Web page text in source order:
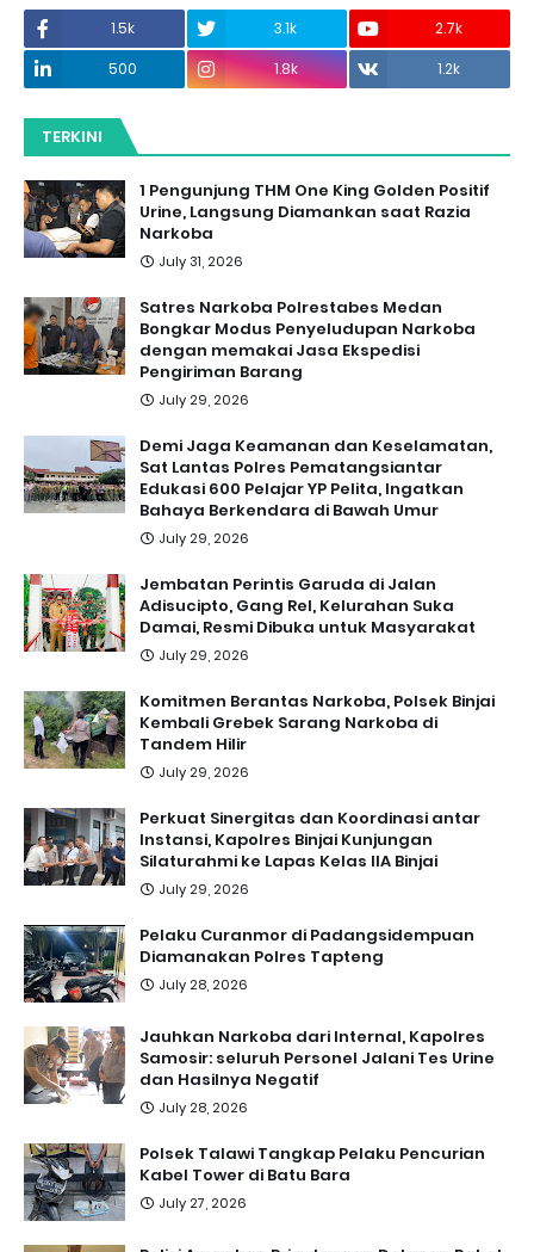
1.5k 3.1k
2.7k
500
1.8k 1.2k
TERKINI
1 Pengunjung THM One King Golden Positif
Urine, Langsung Diamankan saat Razia
Narkoba
July 31, 2026
Satres Narkoba Polrestabes Medan
Bongkar Modus Penyeludupan Narkoba
dengan memakai Jasa Ekspedisi
Pengiriman Barang
July 29, 2026
Demi Jaga Keamanan dan Keselamatan,
Sat Lantas Polres Pematangsiantar
Edukasi 600 Pelajar YP Pelita, Ingatkan
Bahaya Berkendara di Bawah Umur
July 29, 2026
Jembatan Perintis Garuda di Jalan
Adisucipto, Gang Rel, Kelurahan Suka
Damai, Resmi Dibuka untuk Masyarakat
July 29, 2026
Komitmen Berantas Narkoba, Polsek Binjai
Kembali Grebek Sarang Narkoba di
Tandem Hilir
July 29, 2026
Perkuat Sinergitas dan Koordinasi antar
Instansi, Kapolres Binjai Kunjungan
Silaturahmi ke Lapas Kelas IIA Binjai
July 29, 2026
Pelaku Curanmor di Padangsidempuan
Diamanakan Polres Tapteng
July 28, 2026
Jauhkan Narkoba dari Internal, Kapolres
Samosir: seluruh Personel Jalani Tes Urine
dan Hasilnya Negatif
July 28, 2026
Polsek Talawi Tangkap Pelaku Pencurian
Kabel Tower di Batu Bara
July 27, 2026